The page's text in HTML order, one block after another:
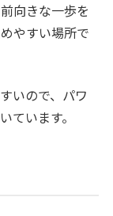
向きな一歩を
やすい場所で
いので、パワ
ています。